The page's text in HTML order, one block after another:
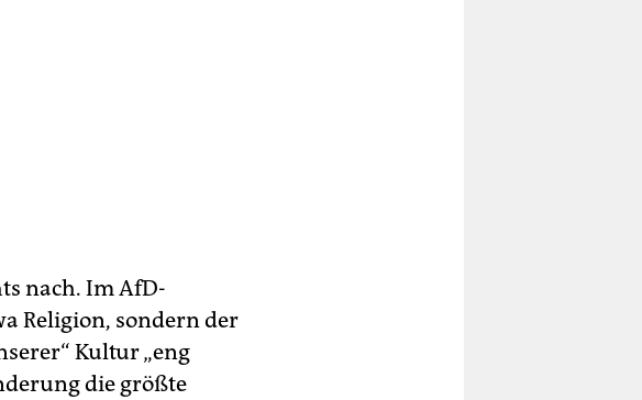
nach. Im AfD-
Religion, sondern der
Kultur „eng
die größte